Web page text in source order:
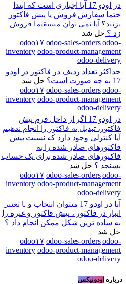
در اودو 17 آیا اجباری است که ابتدا
حتما سفارش فروش یا پیش فاکتور
بزنند؟ آیا نمی توان مستقیما فروش
زد ؟ حل شد
odoo۱۷ odoo-sales-orders odoo-
inventory odoo-product-management
odoo-delivery
حداکثر تعداد ردیف در فاکتور در اودو
17 به چه صورت است؟
حل شد
odoo۱۷ odoo-sales-orders odoo-
inventory odoo-product-management
odoo-delivery
در اودو 17 اگر از داخل فرم پیش
فاکتور، تبدیل به فاکتور را انجام ندهیم
آیا کنترلی وجود دارد که نسبت پیش
فاکتورهای صادر شده را به
فاکتورهای صادر شده برای یک حساب
بسنجد ؟ حل شد
odoo۱۷ odoo-sales-orders odoo-
inventory odoo-product-management
odoo-delivery
آیا در اودو 17 میتوان انتخاب و یا تغییر
انبار در فاکتور ، پیش فاکتور و غیره را
به ساده ترین شکل ممکن انجام داد ؟
حل شد
odoo۱۷ odoo-sales-orders odoo-
inventory odoo-product-management
odoo-delivery
درباره اودونیکس